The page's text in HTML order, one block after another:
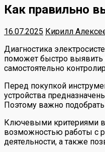
Как правильно
16.07.2025 Кирилл
Диагностика
поможет быстро выявить
самостоятельно
Перед покупкой
устройства
Поэтому важно
Ключевыми критериями
возможностью работы с
деятельности, а также